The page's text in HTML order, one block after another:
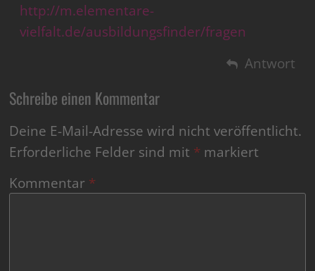
http://m.elementare-
vielfalt.de/ausbildungsfinder/fragen
Antwort
Schreibe einen Kommentar
Deine E-Mail-Adresse wird nicht veröffentlicht.
Erforderliche Felder sind mit * markiert
Kommentar *